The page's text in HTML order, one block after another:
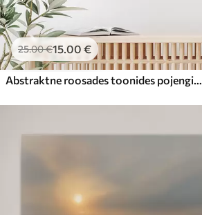
25.00€15.00 €
Abstraktne roosades toonides pojengide kimp